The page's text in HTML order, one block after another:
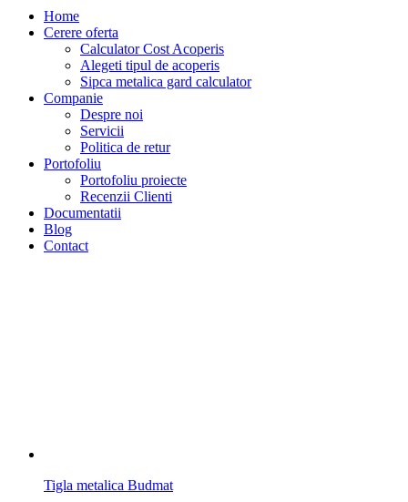
Home
Cerere oferta
Calculator Cost Acoperis
Alegeti tipul de acoperis
Sipca metalica gard calculator
Companie
Despre noi
Servicii
Politica de retur
Portofoliu
Portofoliu proiecte
Recenzii Clienti
Documentatii
Blog
Contact
Tigla metalica Budmat